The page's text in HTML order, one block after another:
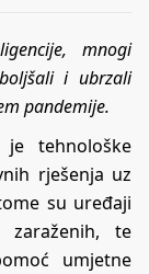
mnogi
i ubrzali
pandemije.
je tehnološke
rješenja uz
su uređaji
zaraženih, te
umjetne